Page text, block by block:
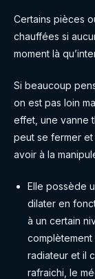
Certains pièces
chauffées si
moment là
Si beaucoup
on est pas loin
effet, une vanne
peut se fermer et
avoir à la
Elle possède
dilater en
à un certain
complètement
radiateur et il
rafraichi, le